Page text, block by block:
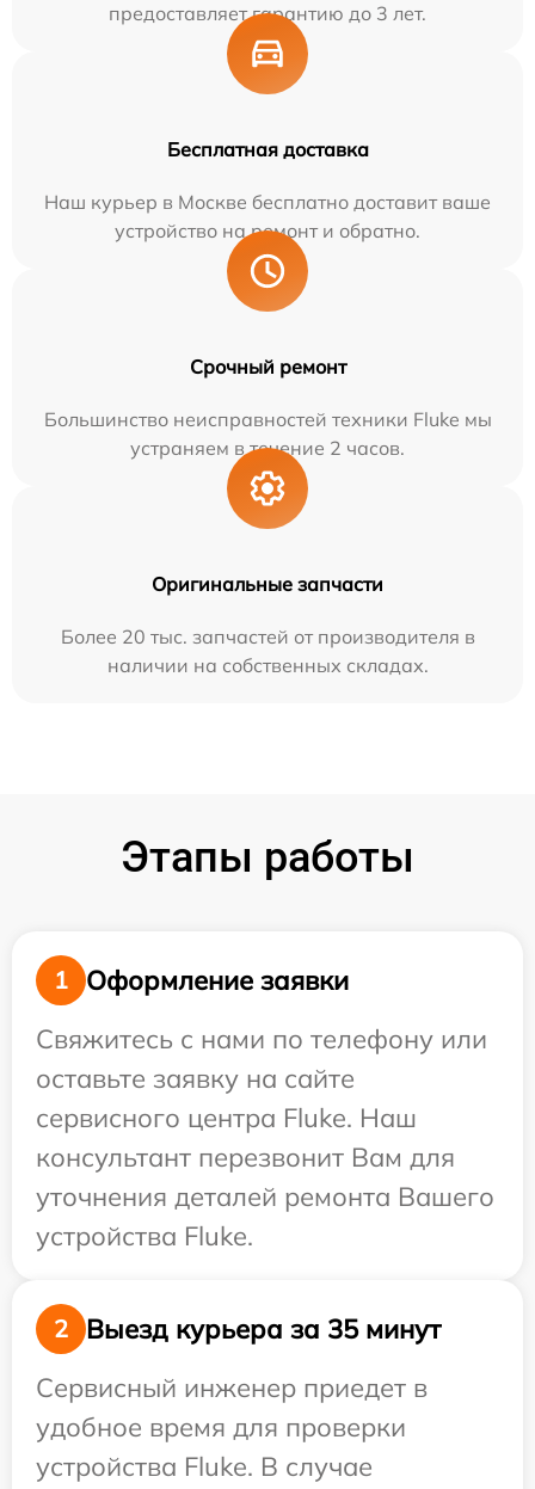
предоставляет гарантию до 3 лет.
Бесплатная доставка
Наш курьер в Москве бесплатно доставит ваше
устройство на ремонт и обратно.
Срочный ремонт
Большинство неисправностей техники Fluke мы
устраняем в течение 2 часов.
Оригинальные запчасти
Более 20 тыс. запчастей от производителя в
наличии на собственных складах.
Этапы работы
1
Оформление заявки
Свяжитесь с нами по телефону или
оставьте заявку на сайте
сервисного центра Fluke. Наш
консультант перезвонит Вам для
уточнения деталей ремонта Вашего
устройства Fluke.
2
Выезд курьера за 35 минут
Сервисный инженер приедет в
удобное время для проверки
устройства Fluke. В случае